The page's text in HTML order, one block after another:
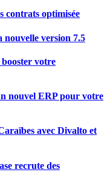
contrats optimisée
nouvelle version 7.5
votre
nouvel ERP pour votre
avec Divalto et
recrute des